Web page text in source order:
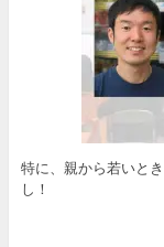
特に、親から若いと
し！